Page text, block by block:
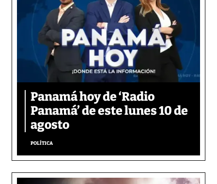
Panamá hoy de ‘Radio
Panamá’ de este lunes 10 de
agosto
POLÍTICA